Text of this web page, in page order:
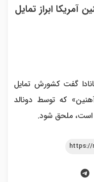
آمریکا ابراز تمایل
گفت کشورش تمایل
که توسط دونالد
است، ملحق شود.
https://